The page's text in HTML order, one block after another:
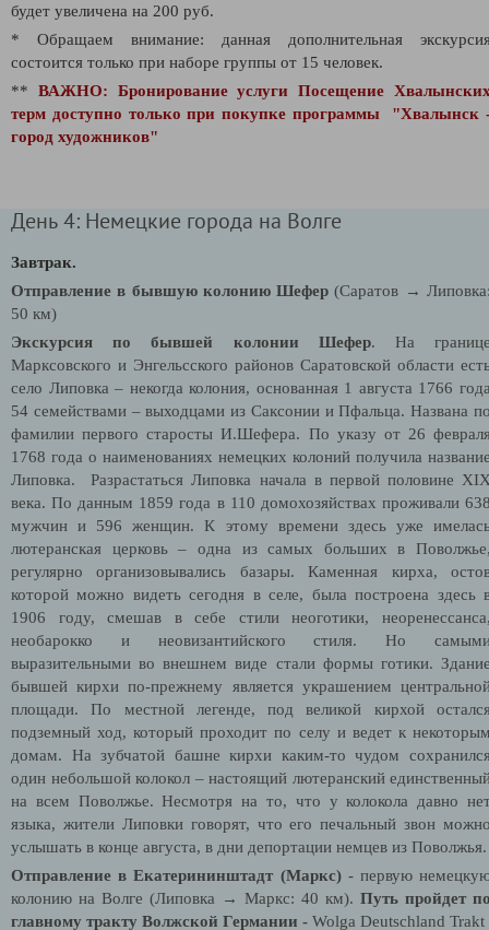
будет увеличена на 200 руб.
* Обращаем внимание: данная дополнительная
состоится только при наборе группы от 15 человек.
** ВАЖНО: Бронирование услугиПосещение
терм доступно только при покупке программы
"Хвалынск
город художников"
День 4: Немецкие города на Волге
Завтрак.
Отправление в бывшую колонию Шефер (Саратов →
50 км)
Экскурсия по бывшей колонии Шефер. На
Марксовского и Энгельсского районов Саратовской области
село Липовка – некогда колония, основанная 1 августа 1766
54 семействами – выходцами из Саксонии и Пфальца. Названа
фамилии первого старосты И.Шефера. По указу от 26
1768 года о наименованиях немецких колоний получила
Липовка.Разрастаться Липовка начала в первой половине
века. По данным 1859 года в 110 домохозяйствах проживали
мужчин и 596 женщин. К этому времени здесь уже
лютеранская церковь – одна из самых больших в
регулярно организовывались базары. Каменная кирха,
которой можно видеть сегодня в селе, была построена здесь
1906 году, смешав в себе стили неоготики,
необарокко и неовизантийского стиля. Но
выразительными во внешнем виде стали формы готики.
бывшей кирхи по-прежнему является украшением
площади.По местной легенде, под великой кирхой
подземный ход, который проходит по селу и ведет к
домам. На зубчатой башне кирхи каким-то чудом
один небольшой колокол – настоящий лютеранский
на всем Поволжье. Несмотря на то, что у колокола давно
языка, жители Липовки говорят, что его печальный звон
услышать в конце августа, в дни депортации немцев из
Отправление в Екатерининштадт (Маркс)- первую
колонию на Волге (Липовка → Маркс: 40 км). Путь пройдет
главному тракту Волжской Германии - Wolga Deutschland Trakt